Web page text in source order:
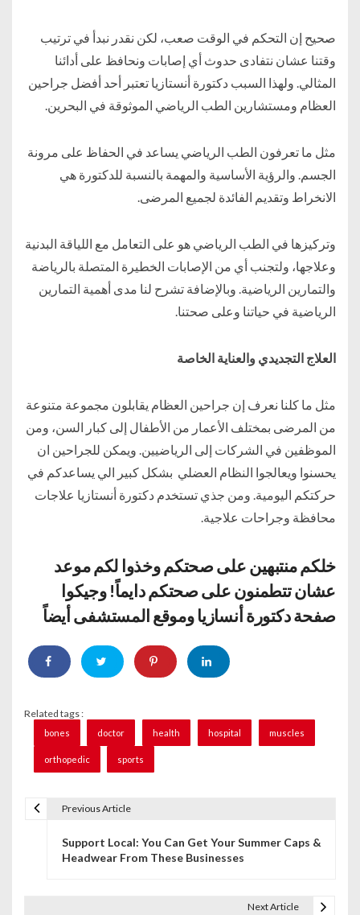
صحيح إن التحكم في الوقت صعب، لكن نقدر نبدأ في ترتيب
وقتنا عشان نتفادى حدوث أي إصابات ونحافظ على أدائنا
المثالي. ولهذا السبب دكتورة أنستازيا تعتبر أحد أفضل جراحين
العظام ومستشارين الطب الرياضي الموثوقة في البحرين.
مثل ما تعرفون الطب الرياضي يساعد في الحفاظ على مرونة
الجسم. والرؤية الأساسية والمهمة بالنسبة للدكتورة هي
الانخراط وتقديم الفائدة لجميع المرضى.
وتركيزها في الطب الرياضي هو على التعامل مع اللياقة البدنية
وعلاجها، ولتجنب أي من الإصابات الخطيرة المتصلة بالرياضة
والتمارين الرياضية. وبالإضافة تشرح لنا مدى أهمية التمارين
الرياضية في حياتنا وعلى صحتنا.
العلاج التجديدي والعناية الخاصة
مثل ما كلنا نعرف إن جراحين العظام يقابلون مجموعة متنوعة
من المرضى بمختلف الأعمار من الأطفال إلى كبار السن، ومن
الموظفين في الشركات إلى الرياضيين. ويمكن للجراحين ان
يحسنوا ويعالجوا النظام العضلي بشكل كبير الي يساعدكم في
حركتكم اليومية. ومن جذي تستخدم دكتورة أنستازيا علاجات
محافظة وجراحات علاجية.
خلكم منتبهين على صحتكم وخذوا لكم موعد
عشان تتطمنون على صحتكم دايماً! وجيكوا
صفحةدكتورة أنسازيا وموقع المستشفى أيضاً
Related tags :
bones doctor health hospital muscles
orthopedic sports
Previous Article
Support Local: You Can Get Your Summer Caps &
Headwear From These Businesses
Next Article